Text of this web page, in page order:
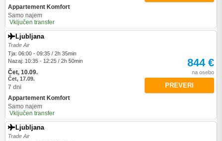
Appartement Komfort
Samo najem
Vključen transfer
Ljubljana
Trade Air
Tja: 06:00 - 09:35 / 2h 35min
Nazaj: 10:35 - 12:25 / 2h 50min
Čet, 10.09.
Čet, 17.09.
7 dni
Appartement Komfort
Samo najem
Vključen transfer
844 €
na osebo
PREVERI
Ljubljana
Trade Air